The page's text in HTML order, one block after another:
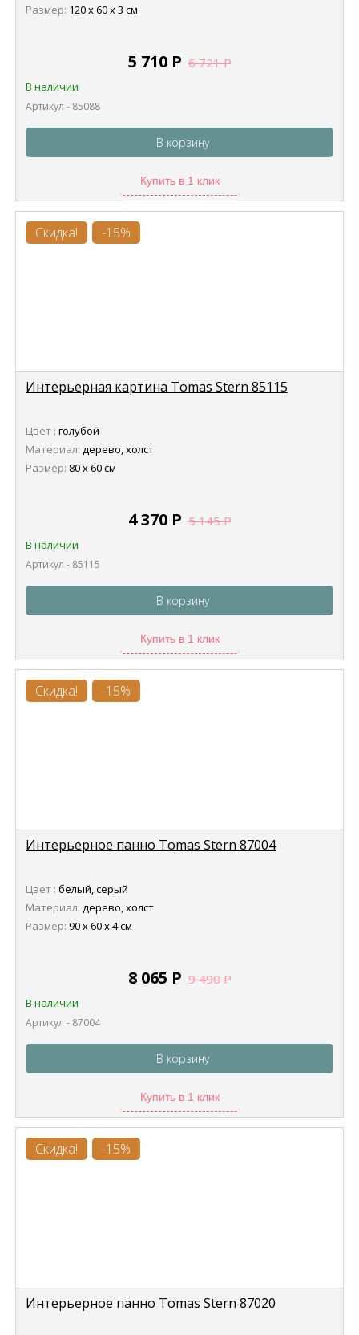
Размер: 120 х 60 х 3 см
5 710 Р 6 721Р
В наличии
Артикул - 85088
В корзину
Купить в 1 клик
Скидка! -15%
Интерьерная картина Tomas Stern 85115
Цвет : голубой
Материал: дерево, холст
Размер: 80 х 60 см
4 370 Р 5 145Р
В наличии
Артикул - 85115
В корзину
Купить в 1 клик
Скидка! -15%
Интерьерное панно Tomas Stern 87004
Цвет : белый, серый
Материал: дерево, холст
Размер: 90 х 60 х 4 см
8 065 Р 9 490Р
В наличии
Артикул - 87004
В корзину
Купить в 1 клик
Скидка! -15%
Интерьерное панно Tomas Stern 87020